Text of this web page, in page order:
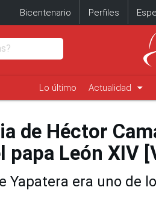
Bicentenario Perfiles
Lo último Actualidad arrow_drop_down
de Héctor
León XIV
Yapatera era uno de